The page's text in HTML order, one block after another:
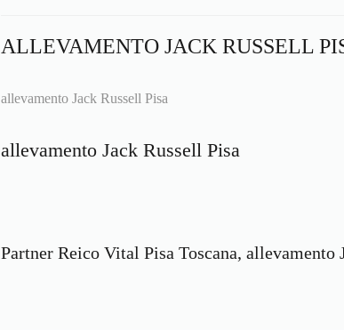
ALLEVAMENTO JACK RUSSELL
allevamento Jack Russell Pisa
allevamento Jack Russell Pisa
Partner Reico Vital Pisa Toscana, allevamento